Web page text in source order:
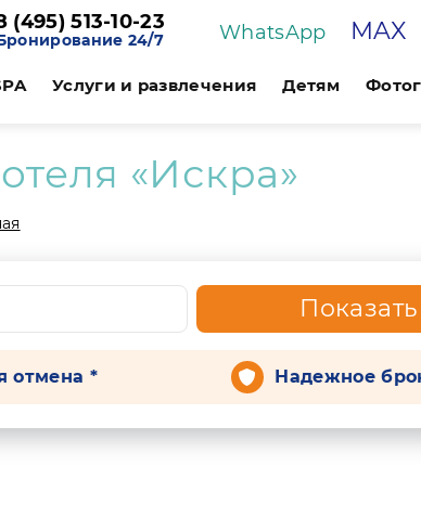
(495) 513-10-23
24/7 WhatsApp MAX
Услуги и развлечения Детям
«Искра»
отмена * Надежное